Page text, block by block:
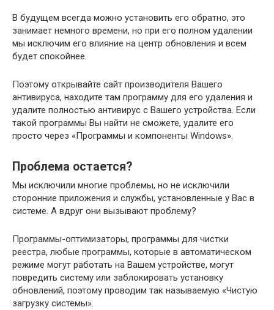
В будущем всегда можно установить его обратно, это
занимает немного времени, но при его полном удалении
мы исключим его влияние на центр обновления и всем
будет спокойнее.
Поэтому открывайте сайт производителя Вашего
антивируса, находите там программу для его удаления и
удалите полностью антивирус с Вашего устройства. Если
такой программы Вы найти не сможете, удалите его
просто через «Программы и компоненты Windows».
Проблема остается?
Мы исключили многие проблемы, но не исключили
сторонние приложения и службы, установленные у Вас в
системе. А вдруг они вызывают проблему?
Программы-оптимизаторы, программы для чистки
реестра, любые программы, которые в автоматическом
режиме могут работать на Вашем устройстве, могут
повредить систему или заблокировать установку
обновлений, поэтому проводим так называемую «Чистую
загрузку системы».